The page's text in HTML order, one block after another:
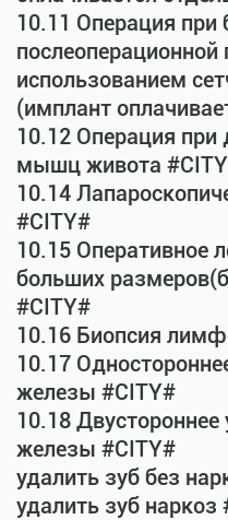
10.11 Операция при
использованием
(имплант
10.12 Операция
мышц живота
10.14
#CITY#
10.15 Оперативное
больших
#CITY#
10.16 Биопсия
10.17
железы #CITY#
10.18 Двустороннее
железы #CITY#
удалить зуб без
удалить зуб наркоз